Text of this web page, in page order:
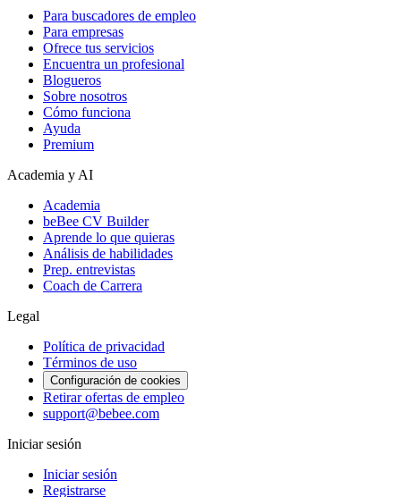
Para buscadores de empleo
Para empresas
Ofrece tus servicios
Encuentra un profesional
Blogueros
Sobre nosotros
Cómo funciona
Ayuda
Premium
Academia y AI
Academia
beBee CV Builder
Aprende lo que quieras
Análisis de habilidades
Prep. entrevistas
Coach de Carrera
Legal
Política de privacidad
Términos de uso
Configuración de cookies
Retirar ofertas de empleo
support@bebee.com
Iniciar sesión
Iniciar sesión
Registrarse